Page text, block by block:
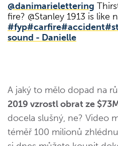
@danimarielettering
fire? @Stanley 1913 is
#fyp#carfire#accident
sound - Danielle
A jaký to mělo dopad na
2019 vzrostl obrat ze
docela slušný, ne? Video
téměř 100 milionů